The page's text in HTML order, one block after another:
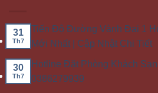
31
Th7
Tiến Độ Đường Vành Đai 1
Mới Nhất | Cập Nhật Chi Tiết
30
Th7
Hotline Đặt Phòng Khách
0386279939